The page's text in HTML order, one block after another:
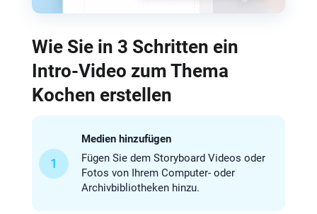
Wie Sie in 3 Schritten ein
Intro-Video zum Thema
Kochen erstellen
1
Medien hinzufügen
Fügen Sie dem Storyboard Videos oder
Fotos von Ihrem Computer- oder
Archivbibliotheken hinzu.